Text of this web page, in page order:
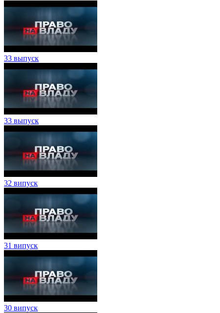
33 выпуск
33 выпуск
32 випуск
31 випуск
30 випуск